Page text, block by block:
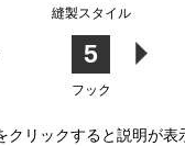
縫製スタイル
5
フック
クリックすると説明が表